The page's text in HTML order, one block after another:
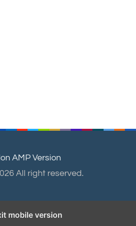
AMP Version
All right reserved.
mobile version